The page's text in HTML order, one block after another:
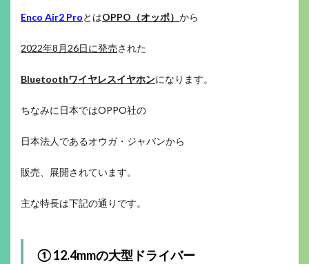
Enco Air2 ProとはOPPO（オッポ） から
2022年8月26日に発売された
Bluetoothワイヤレスイヤホンになります。
ちなみに日本ではOPPO社の
日本法人であるオウガ・ジャパンから
販売、展開されています。
主な特長は下記の通りです。
① 12.4mmの大型ドライバー